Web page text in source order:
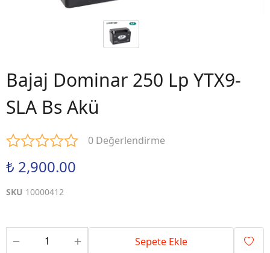
Bajaj Dominar 250 Lp YTX9-
SLA Bs Akü
0 Değerlendirme
₺ 2,900.00
SKU 10000412
Sepete Ekle